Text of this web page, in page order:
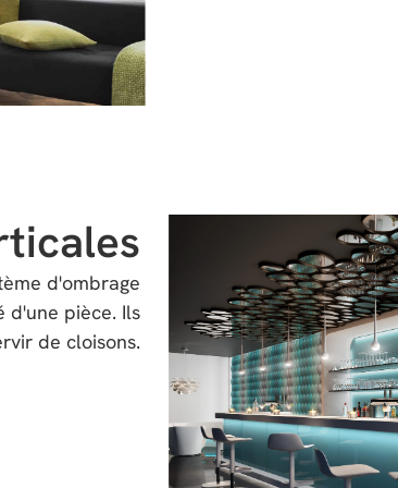
d'ombrage
d'une pièce. Ils
de cloisons.